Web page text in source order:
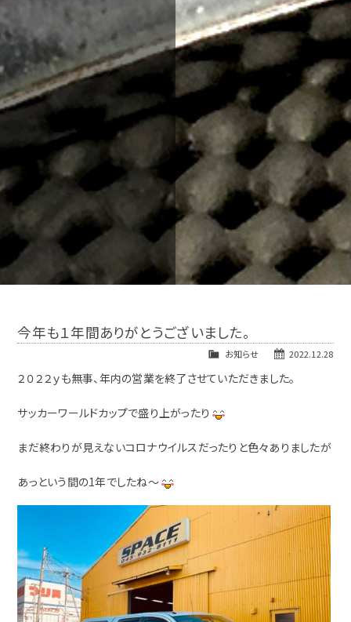
今年も１年間ありがとうございました。
2022.12.28
お知らせ
２０２２ｙも無事、年内の営業を終了させていただきました。
サッカーワールドカップで盛り上がったり
まだ終わりが見えないコロナウイルスだったりと色々ありましたが
あっという間の1年でしたね～